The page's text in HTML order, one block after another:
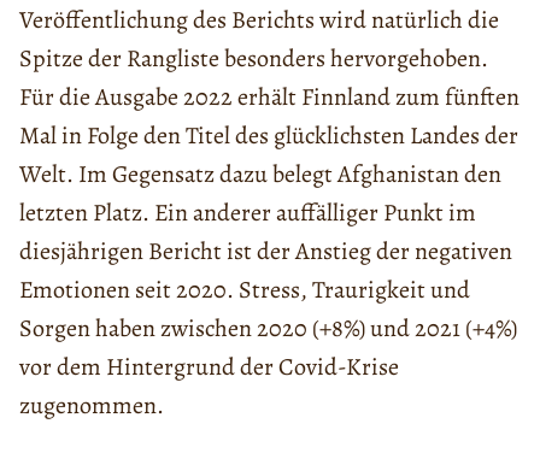
Veröffentlichung des Berichts wird natürlich die
Spitze der Rangliste besonders hervorgehoben.
Für die Ausgabe 2022 erhält Finnland zum fünften
Mal in Folge den Titel des glücklichsten Landes der
Welt. Im Gegensatz dazu belegt Afghanistan den
letzten Platz. Ein anderer auffälliger Punkt im
diesjährigen Bericht ist der Anstieg der negativen
Emotionen seit 2020. Stress, Traurigkeit und
Sorgen haben zwischen 2020 (+8%) und 2021 (+4%)
vor dem Hintergrund der Covid-Krise
zugenommen.